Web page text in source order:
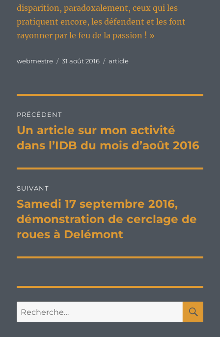
disparition, paradoxalement, ceux qui les
pratiquent encore, les défendent et les font
rayonner par le feu de la passion ! »
Auteur
webmestre
Publié
31 août 2016 Catégories
article
de
l’article
PRÉCÉDENT
Publication
précédente :
Un article sur mon activité
dans l’IDB du mois d’août 2016
SUIVANT
Publication
suivante :
Samedi 17 septembre 2016,
démonstration de cerclage de
roues à Delémont
Recherche
pour :